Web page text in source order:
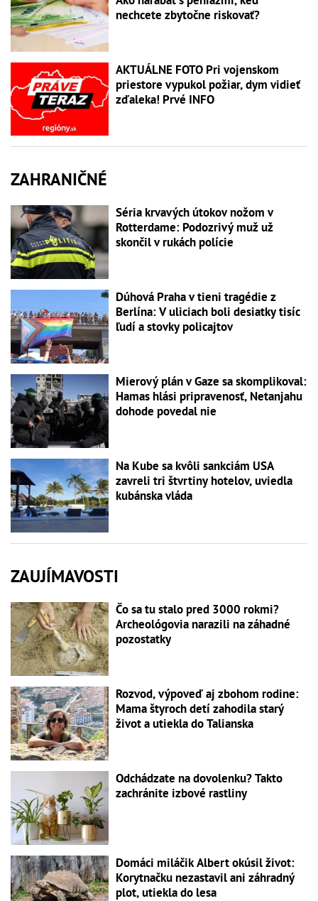
nechcete zbytočne riskovať?
AKTUÁLNE FOTO Pri vojenskom
priestore vypukol požiar, dym vidieť
zďaleka! Prvé INFO
ZAHRANIČNÉ
Séria krvavých útokov nožom v
Rotterdame: Podozrivý muž už
skončil v rukách polície
Dúhová Praha v tieni tragédie z
Berlína: V uliciach boli desiatky tisíc
ľudí a stovky policajtov
Mierový plán v Gaze sa skomplikoval:
Hamas hlási pripravenosť, Netanjahu
dohode povedal nie
Na Kube sa kvôli sankciám USA
zavreli tri štvrtiny hotelov, uviedla
kubánska vláda
ZAUJÍMAVOSTI
Čo sa tu stalo pred 3000 rokmi?
Archeológovia narazili na záhadné
pozostatky
Rozvod, výpoveď aj zbohom rodine:
Mama štyroch detí zahodila starý
život a utiekla do Talianska
Odchádzate na dovolenku? Takto
zachránite izbové rastliny
Domáci miláčik Albert okúsil život:
Korytnačku nezastavil ani záhradný
plot, utiekla do lesa